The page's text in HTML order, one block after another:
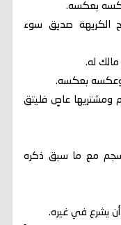
بعكسه.
الكريهة صديق سوء
له.
وعكسه بعكسه.
ومشتريها عاصٍ فليتق
ينسجم مع ما سبق ذكره
أن يشرع في غيره.